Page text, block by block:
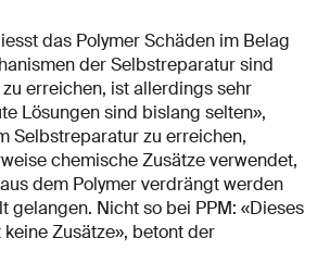
das Polymer Schäden im Belag
der Selbstreparatur sind
erreichen, ist allerdings sehr
Lösungen sind bislang selten»,
Selbstreparatur zu erreichen,
chemische Zusätze verwendet,
dem Polymer verdrängt werden
gelangen. Nicht so bei PPM: «Dieses
Zusätze», betont der